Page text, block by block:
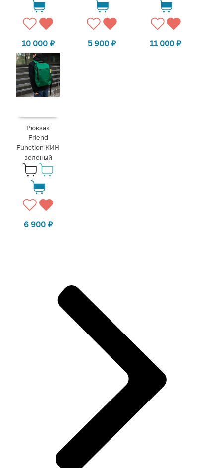
10 000 ₽ 5 900 ₽ 11 000₽
Рюкзак
Friend
Function КИН
зеленый
6 900 ₽